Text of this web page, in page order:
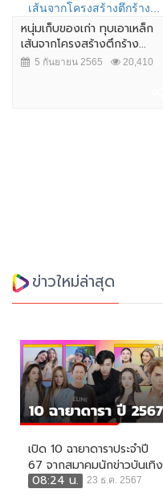
หนุ่มเก็บของเก่า ทุบเอาเหล็ก
เส้นจากโครงสร้างตึกร้าง...
5 กันยายน 2565 20,410
ข่าวใหม่ล่าสุด
เปิด 10 ฉายาดาราประจำปี
67 จากสมาคมนักข่าวบันเทิง
08:24 น.
23 ธ.ค. 2567